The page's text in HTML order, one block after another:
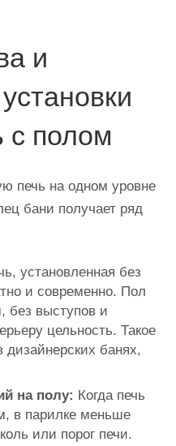
и
с полом
печь на одном уровне
бани получает ряд
установленная без
и современно. Пол
без выступов и
цельность. Такое
банях,
на полу: Когда печь
в парилке меньше
или порог печи.